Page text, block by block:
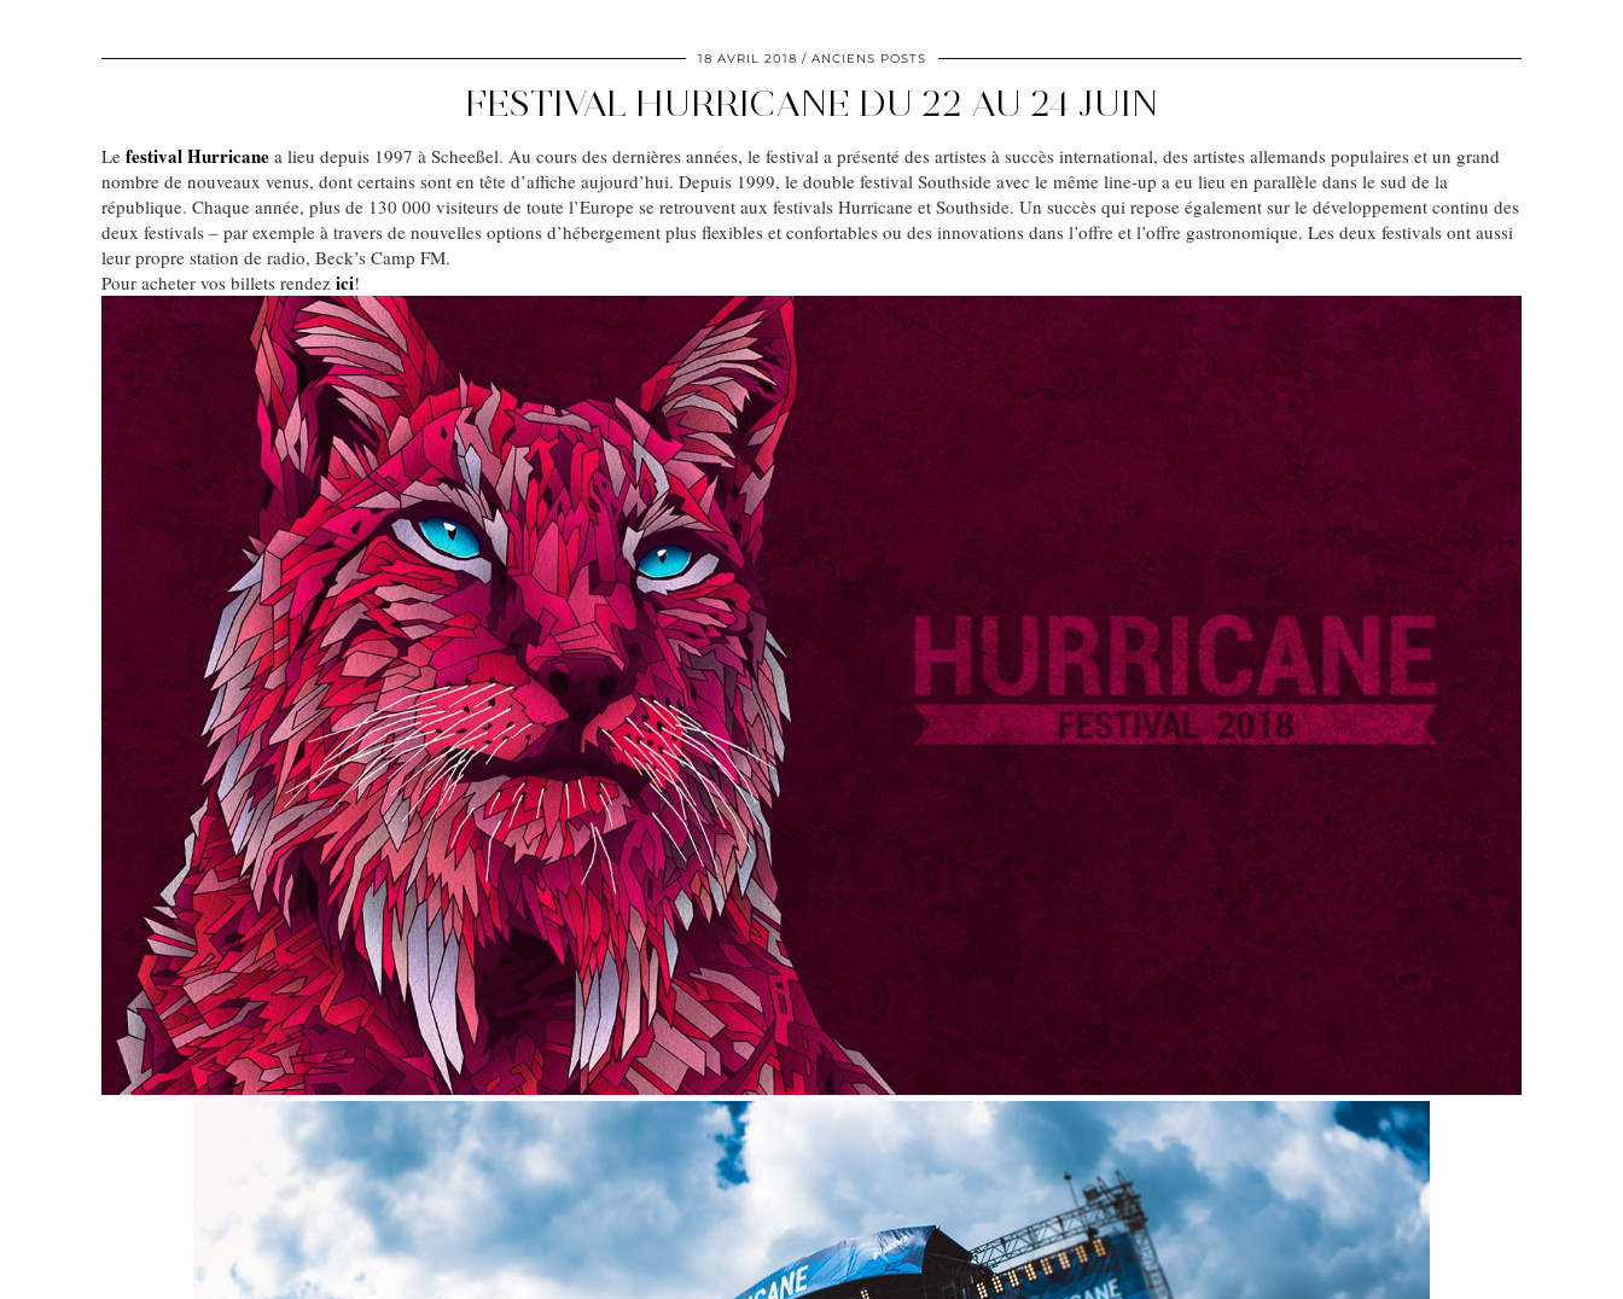
18 AVRIL 2018 ANCIENS POSTS
FESTIVAL HURRICANE DU 22 AU 24 JUIN
Le festival Hurricane a lieu depuis 1997 à Scheeßel. Au cours des dernières années, le festival a présenté des artistes à succès international, des artistes allemands populaires et un grand
nombre de nouveaux venus, dont certains sont en tête d’affiche aujourd’hui. Depuis 1999, le double festival Southside avec le même line-up a eu lieu en parallèle dans le sud de la
république. Chaque année, plus de 130 000 visiteurs de toute l’Europe se retrouvent aux festivals Hurricane et Southside. Un succès qui repose également sur le développement continu des
deux festivals – par exemple à travers de nouvelles options d’hébergement plus flexibles et confortables ou des innovations dans l’offre et l’offre gastronomique. Les deux festivals ont aussi
leur propre station de radio, Beck’s Camp FM.
Pour acheter vos billets rendez ici!